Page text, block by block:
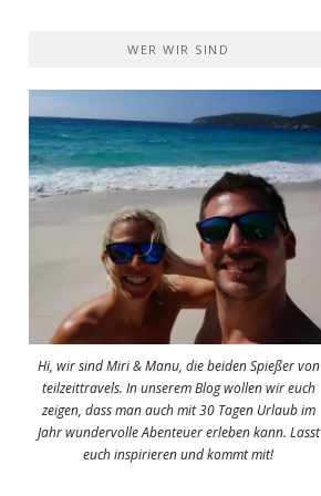
WER WIR SIND
Hi, wir sind Miri & Manu, die beiden Spießer von
teilzeittravels. In unserem Blog wollen wir euch
zeigen, dass man auch mit 30 Tagen Urlaub im
Jahr wundervolle Abenteuer erleben kann. Lasst
euch inspirieren und kommt mit!